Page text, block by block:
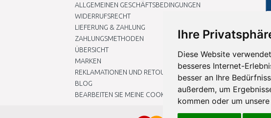
Ihre
Diese Website
besseres Internet-
besser an Ihre
außerdem, um
kommen oder um
ALLGEMEINEN GESCHÄFTSBEDINGUNGEN
WIDERRUFSRECHT
LIEFERUNG & ZAHLUNG
ZAHLUNGSMETHODEN
ÜBERSICHT
MARKEN
REKLAMATIONEN UND RETOUREN
BLOG
BEARBEITEN SIE MEINE COOKIE-EINSTELLUNGEN